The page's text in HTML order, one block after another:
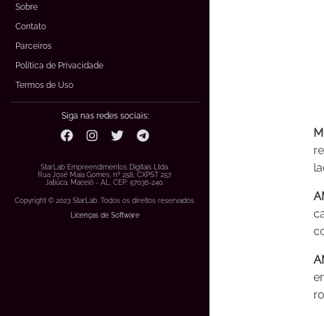
Sobre
Contato
Parceiros
Política de Privacidade
Termos de Uso
Siga nas redes sociais:
StarLab Empreendimentos Digitais Ltda.
Rua José Maia Gomes, nº 258, CXPST 257.
Jatiúca, Maceió - AL, CEP: 57036-240.
Copyright © 2023 StarLab. Todos os direitos reservados.
Licenças de Software